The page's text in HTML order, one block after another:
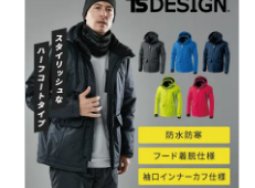
ファン付きウェア
防寒
カジュアル
スターライト工業
弘進ゴム
福山ゴム工業